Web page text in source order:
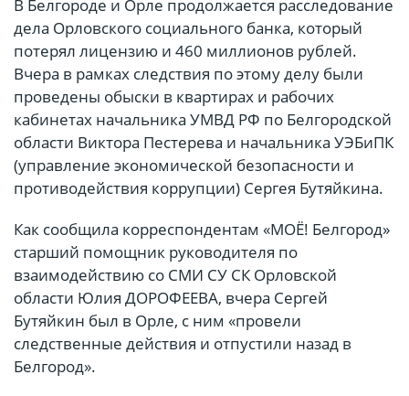
В Белгороде и Орле продолжается расследование
дела Орловского социального банка, который
потерял лицензию и 460 миллионов рублей.
Вчера в рамках следствия по этому делу были
проведены обыски в квартирах и рабочих
кабинетах начальника УМВД РФ по Белгородской
области Виктора Пестерева и начальника УЭБиПК
(управление экономической безопасности и
противодействия коррупции) Сергея Бутяйкина.
Как сообщила корреспондентам «МОЁ! Белгород»
старший помощник руководителя по
взаимодействию со СМИ СУ СК Орловской
области Юлия ДОРОФЕЕВА, вчера Сергей
Бутяйкин был в Орле, с ним «провели
следственные действия и отпустили назад в
Белгород».